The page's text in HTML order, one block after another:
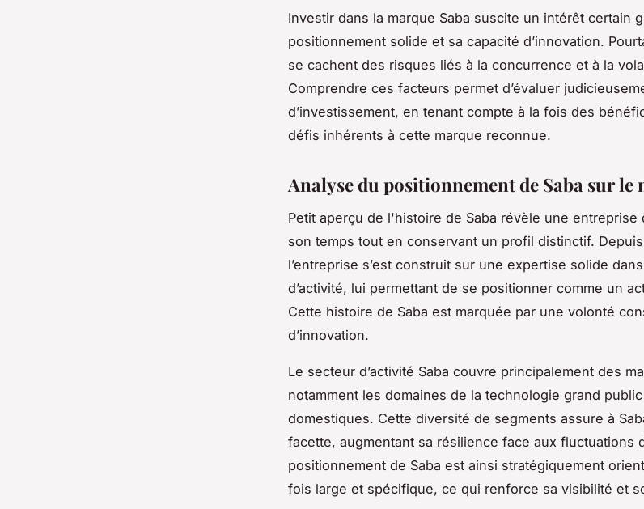
Investir dans la marque Saba suscite un intérêt certain
positionnement solide et sa capacité d’innovation.
se cachent des risques liés à la concurrence et à la
Comprendre ces facteurs permet d’évaluer
d’investissement, en tenant compte à la fois des
défis inhérents à cette marque reconnue.
Analyse du positionnement de Saba sur le
Petit aperçu de l'histoire de Saba révèle une entreprise
son temps tout en conservant un profil distinctif.
l’entreprise s’est construit sur une expertise solide
d’activité, lui permettant de se positionner comme un
Cette histoire de Saba est marquée par une volonté
d’innovation.
Le secteur d’activité Saba couvre principalement des
notamment les domaines de la technologie grand
domestiques. Cette diversité de segments assure à
facette, augmentant sa résilience face aux fluctuations
positionnement de Saba est ainsi stratégiquement
fois large et spécifique, ce qui renforce sa visibilité et